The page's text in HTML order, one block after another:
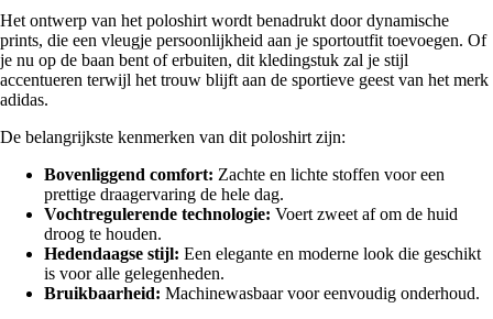
Het ontwerp van het poloshirt wordt benadrukt door dynamische
prints, die een vleugje persoonlijkheid aan je sportoutfit toevoegen. Of
je nu op de baan bent of erbuiten, dit kledingstuk zal je stijl
accentueren terwijl het trouw blijft aan de sportieve geest van het merk
adidas.
De belangrijkste kenmerken van dit poloshirt zijn:
Bovenliggend comfort: Zachte en lichte stoffen voor een
prettige draagervaring de hele dag.
Vochtregulerende technologie: Voert zweet af om de huid
droog te houden.
Hedendaagse stijl: Een elegante en moderne look die geschikt
is voor alle gelegenheden.
Bruikbaarheid: Machinewasbaar voor eenvoudig onderhoud.